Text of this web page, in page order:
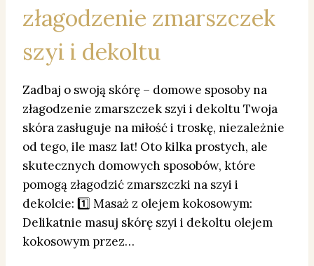
złagodzenie zmarszczek
szyi i dekoltu
Zadbaj o swoją skórę – domowe sposoby na
złagodzenie zmarszczek szyi i dekoltu Twoja
skóra zasługuje na miłość i troskę, niezależnie
od tego, ile masz lat! Oto kilka prostych, ale
skutecznych domowych sposobów, które
pomogą złagodzić zmarszczki na szyi i
dekolcie: 1️⃣ Masaż z olejem kokosowym:
Delikatnie masuj skórę szyi i dekoltu olejem
kokosowym przez…